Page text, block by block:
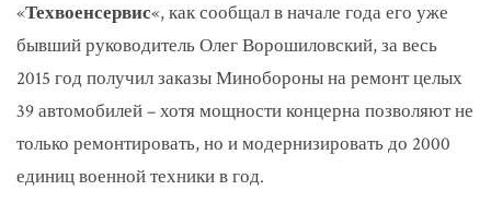
«Техвоенсервис«, как сообщал в начале года его уже
бывший руководитель Олег Ворошиловский, за весь
2015 год получил заказы Минобороны на ремонт целых
39 автомобилей – хотя мощности концерна позволяют не
только ремонтировать, но и модернизировать до 2000
единиц военной техники в год.